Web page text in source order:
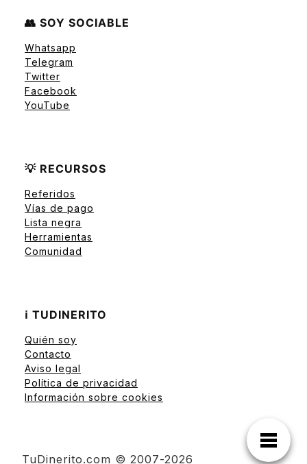
👥 SOY SOCIABLE
Whatsapp
Telegram
Twitter
Facebook
YouTube
💡 RECURSOS
Referidos
Vías de pago
Lista negra
Herramientas
Comunidad
ℹ️ TUDINERITO
Quién soy
Contacto
Aviso legal
Política de privacidad
Información sobre cookies
TuDinerito.com © 2007-2026